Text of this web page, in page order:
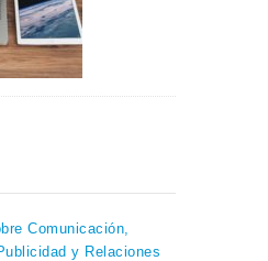
Comunicación,
y Relaciones